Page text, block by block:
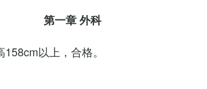
第一章 外科
以上，合格。